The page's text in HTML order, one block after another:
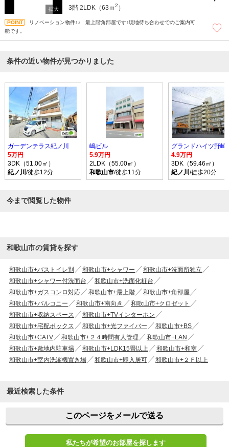
3階 2LDK（63ｍ2 ）
リノベーション物件♪♪ 最上階角部屋です♪現地待ち合わせでのご案内可
能です。
条件の近い物件が見つかりました
ガーデンテラス紀ノ川
5万円
3DK（51.00㎡）
紀ノ川 /徒歩12分
嶋ビル
5.9万円
2LDK（55.00㎡）
和歌山市/徒歩11分
グランドハイツ野崎
4.9万円
3DK（59.46㎡）
紀ノ川 /徒歩20分
今まで閲覧した物件
和歌山市の賃貸を探す
和歌山市+バストイレ別 和歌山市+シャワー
和歌山市+洗面所独立
和歌山市+シャワー付洗面台
和歌山市+洗面化粧台
和歌山市+ガスコンロ対応
和歌山市+最上階
和歌山市+角部屋
和歌山市+バルコニー
和歌山市+南向き
和歌山市+クロゼット
和歌山市+収納スペース
和歌山市+TVインターホン
和歌山市+宅配ボックス
和歌山市+光ファイバー
和歌山市+BS
和歌山市+CATV
和歌山市+２４時間有人管理
和歌山市+LAN
和歌山市+敷地内駐車場
和歌山市+LDK15畳以上
和歌山市+和室
和歌山市+室内洗濯機置き場
和歌山市+即入居可 和歌山市+２Ｆ以上
最近検索した条件
このページをメールで送る
私たちが希望のお部屋を探します